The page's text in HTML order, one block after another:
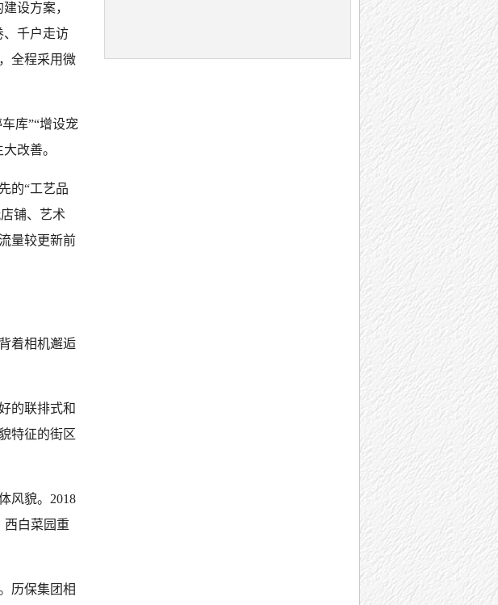
设方案，
、千户走访
全程采用微
库”“增设宠
改善。
的“工艺品
铺、艺术
量较更新前
着相机邂逅
的联排式和
特征的街区
风貌。2018
西白菜园重
历保集团相